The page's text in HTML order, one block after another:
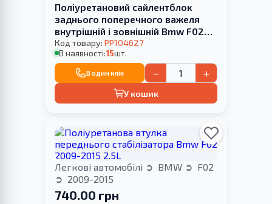
Поліуретановий сайлентблок
заднього поперечного важеля
внутрішній і зовнішній Bmw F02
2009-2015
Код товару: PP104627
В наявності:15шт.
В один клік − +
У кошик
Легкові автомобілі BMW
F02
2009-2015
740.00 грн